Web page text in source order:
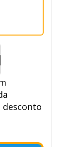
desconto